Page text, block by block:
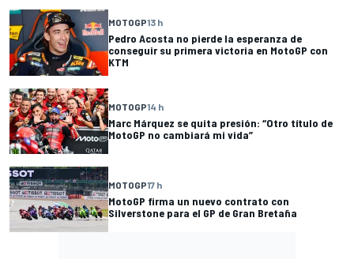
MOTOGP13 h
Pedro Acosta no pierde la esperanza de
conseguir su primera victoria en MotoGP con
KTM
MOTOGP14 h
Marc Márquez se quita presión: “Otro título de
MotoGP no cambiará mi vida”
MOTOGP17 h
MotoGP firma un nuevo contrato con
Silverstone para el GP de Gran Bretaña